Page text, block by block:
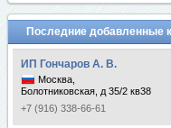
Последние добавленные
ИП Гончаров А. В.
Москва,
Болотниковская, д 35/2 кв38
+7 (916) 338-66-61